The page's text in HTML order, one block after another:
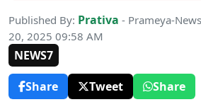
Published By: Prativa - Prameya-
20, 2025 09:58 AM
NEWS7
Share
Tweet Share